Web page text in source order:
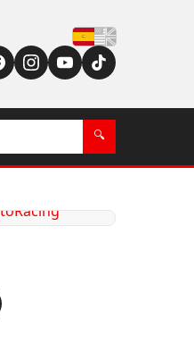
Español
🔍